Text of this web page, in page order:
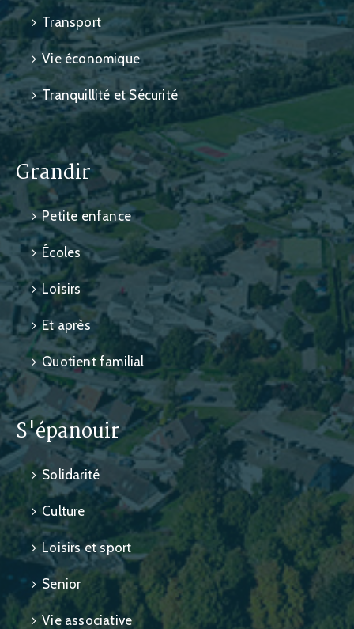
Transport
Vie économique
Tranquillité et Sécurité
Grandir
Petite enfance
Écoles
Loisirs
Et après
Quotient familial
S'épanouir
Solidarité
Culture
Loisirs et sport
Senior
Vie associative